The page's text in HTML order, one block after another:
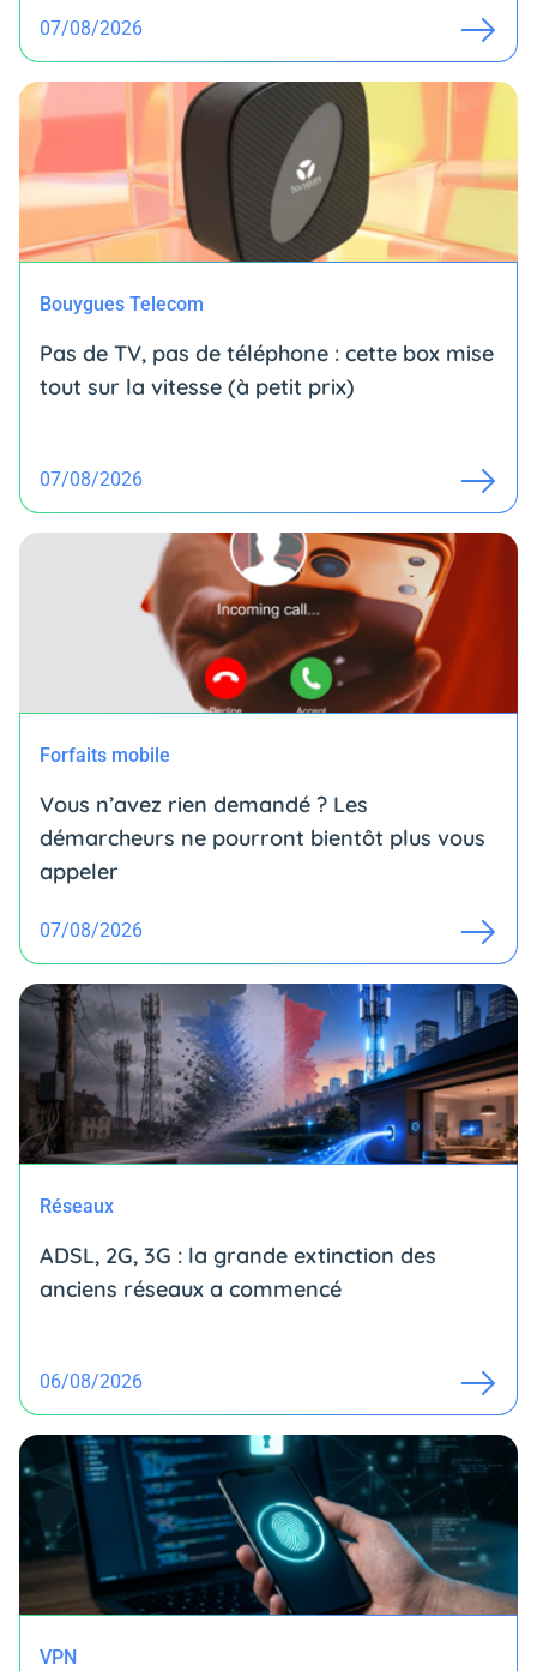
07/08/2026
Bouygues Telecom
Pas de TV, pas de téléphone : cette box mise
tout sur la vitesse (à petit prix)
07/08/2026
Forfaits mobile
Vous n’avez rien demandé ? Les
démarcheurs ne pourront bientôt plus vous
appeler
07/08/2026
Réseaux
ADSL, 2G, 3G : la grande extinction des
anciens réseaux a commencé
06/08/2026
VPN